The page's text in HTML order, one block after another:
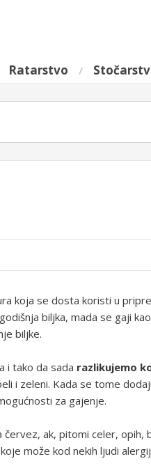
Ratarstvo
koja se dosta koristi u
biljka, mada se gaji
biljke.
i tako da sada razlikujemo
i zeleni. Kada se tome
za gajenje.
ak, pitomi celer, opih,
može kod nekih ljudi